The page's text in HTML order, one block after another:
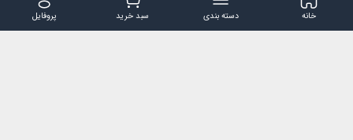
مجله ایران بابا قوانین و مقررات سوالات متداول
تماس با ایران بابا
پروفایل سبد خرید دسته بندی خانه